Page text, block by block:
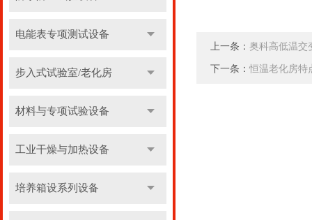
电能表专项测试设备
步入式试验室/老化房
材料与专项试验设备
工业干燥与加热设备
培养箱设系列设备
上一条： 奥科高低温交
下一条： 恒温老化房特